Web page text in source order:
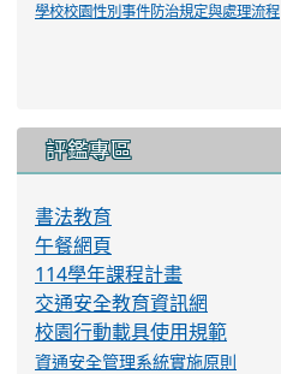
學校校園性別事件防治規定與處理流程
評鑑專區
書法教育
午餐網頁
114學年課程計畫
交通安全教育資訊網
校園行動載具使用規範
資通安全管理系統實施原則